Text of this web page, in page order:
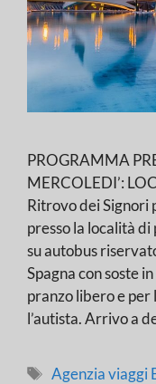
PROGRAMMA
MERCOLEDI’:
Ritrovo dei Signori
presso la località
su autobus
Spagna con soste
pranzo libero e per
l’autista. Arrivo a
Tag
Agenzia viaggi